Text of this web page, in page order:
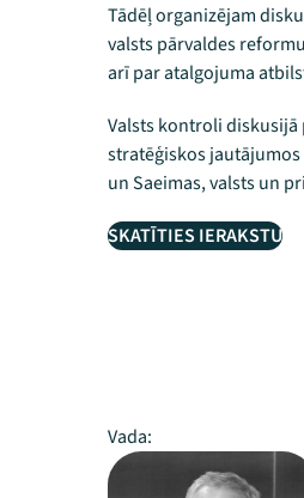
Tādēļ organizējam
valsts pārvaldes
arī par atalgojuma
Valsts kontroli
stratēģiskos
un Saeimas, valsts un
SKATĪTIES IERAKSTU
Vada: